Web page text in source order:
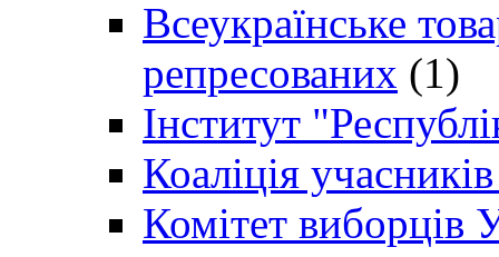
Всеукраїнське
репресованих (1)
Інститут
Коаліція
Комітет виборців